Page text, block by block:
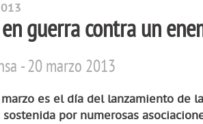
guerra contra un
- 20 marzo 2013
es el día del lanzamiento de la
sostenida por numerosas